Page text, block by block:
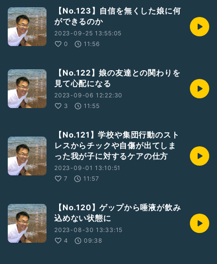
【No.123】自信を無くした娘に何
ができるのか
2023-09-25 13:55:05
0
11:56
【No.122】娘の友達との関わりを
見て心配になる
2023-09-06 12:22:30
3
11:55
【No.121】学校や集団行動のスト
レスからチックや自傷が出てしま
った我が子に対するケアの仕方
2023-09-01 13:10:51
7
11:57
【No.120】ゲップから唾液が飲み
込めない状態に
2023-08-30 13:33:15
4
09:38